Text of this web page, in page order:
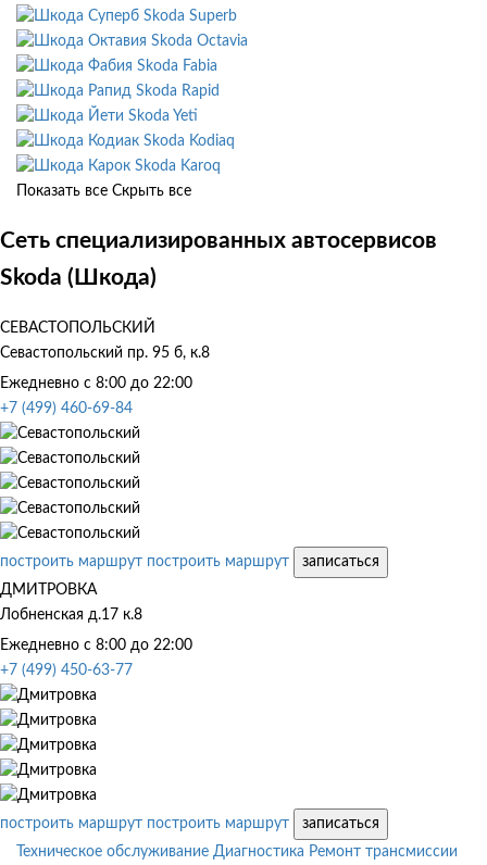
Skoda Superb
Skoda Octavia
Skoda Fabia
Skoda Rapid
Skoda Yeti
Skoda Kodiaq
Skoda Karoq
Показать все Скрыть все
Сеть специализированных автосервисов
Skoda (Шкода)
СЕВАСТОПОЛЬСКИЙ
Севастопольский пр. 95 б, к.8
Ежедневно с 8:00 до 22:00
+7 (499) 460-69-84
построить маршрут построить маршрут
записаться
ДМИТРОВКА
Лобненская д.17 к.8
Ежедневно с 8:00 до 22:00
+7 (499) 450-63-77
построить маршрут построить маршрут
записаться
Техническое обслуживание Диагностика Ремонт трансмиссии